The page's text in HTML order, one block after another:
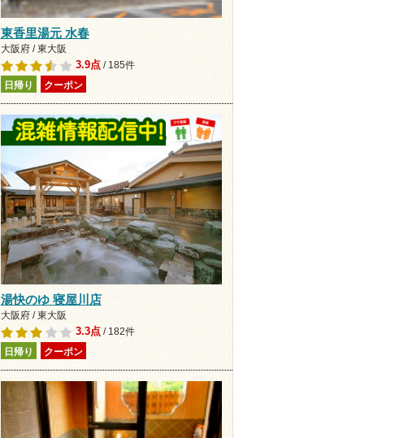
東香里湯元 水春
大阪府 / 東大阪
3.9点/ 185件
日帰り クーポン
湯快のゆ 寝屋川店
大阪府 / 東大阪
3.3点/ 182件
日帰り クーポン